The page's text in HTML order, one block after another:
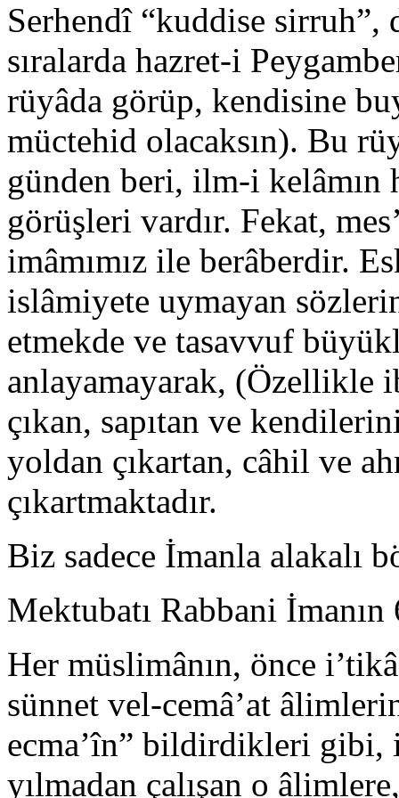
Serhendî “kuddise sirruh”,
sıralarda hazret-i
rüyâda görüp, kendisine
müctehid olacaksın). Bu
günden beri, ilm-i kelâmın
görüşleri vardır. Fekat,
imâmımız ile berâberdir.
islâmiyete uymayan
etmekde ve tasavvuf
anlayamayarak, (Özellikle
çıkan, sapıtan ve
yoldan çıkartan, câhil ve
çıkartmaktadır.
Biz sadece İmanla alakalı
Mektubatı Rabbani İmanın
Her müslimânın, önce
sünnet vel-cemâ’at
ecma’în” bildirdikleri gibi,
yılmadan çalışan o